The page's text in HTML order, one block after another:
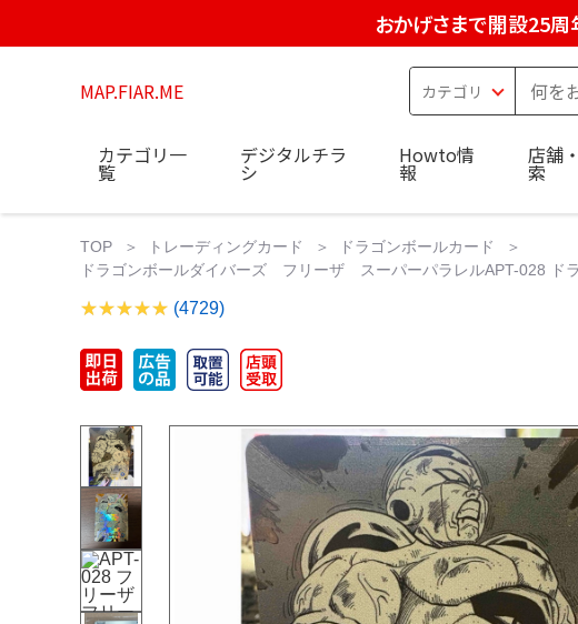
おかげさまで開設25周
MAP.FIAR.ME
カテゴリ一
覧
デジタルチラ
シ
Howto情
報
店舗
索
TOP トレーディングカード
ドラゴンボールカード
ドラゴンボールダイバーズ フリーザ スーパーパラレルAPT-028 ド
(4729)